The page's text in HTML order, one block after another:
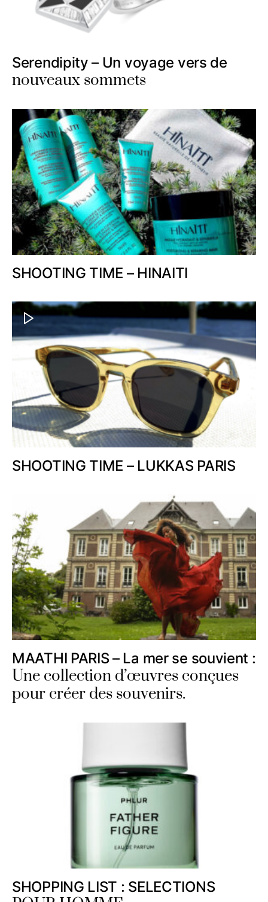
Serendipity – Un voyage vers de
nouveaux sommets
SHOOTING TIME – HINAITI
SHOOTING TIME – LUKKAS PARIS
MAATHI PARIS – La mer se souvient :
Une collection d’œuvres conçues
pour créer des souvenirs.
SHOPPING LIST : SELECTIONS